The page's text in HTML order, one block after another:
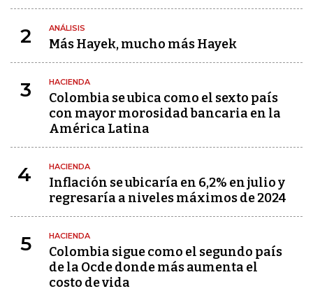
2 ANÁLISIS
Más Hayek, mucho más Hayek
3 HACIENDA
Colombia se ubica como el sexto país
con mayor morosidad bancaria en la
América Latina
4 HACIENDA
Inflación se ubicaría en 6,2% en julio y
regresaría a niveles máximos de 2024
5 HACIENDA
Colombia sigue como el segundo país
de la Ocde donde más aumenta el
costo de vida